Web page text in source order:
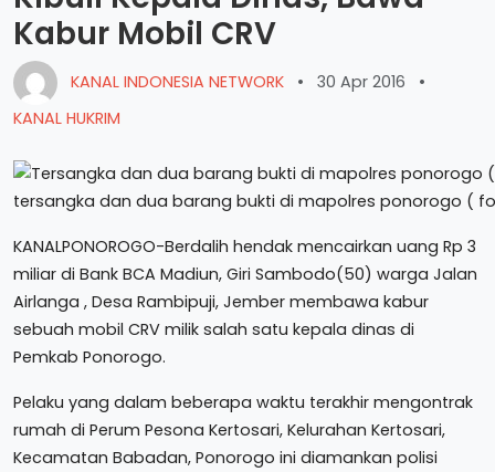
Kabur Mobil CRV
KANAL INDONESIA NETWORK • 30 Apr 2016
•
KANAL HUKRIM
tersangka dan dua barang bukti di mapolres ponorogo (
KANALPONOROGO-Berdalih hendak mencairkan uang Rp 3
miliar di Bank BCA Madiun, Giri Sambodo(50) warga Jalan
Airlanga , Desa Rambipuji, Jember membawa kabur
sebuah mobil CRV milik salah satu kepala dinas di
Pemkab Ponorogo.
Pelaku yang dalam beberapa waktu terakhir mengontrak
rumah di Perum Pesona Kertosari, Kelurahan Kertosari,
Kecamatan Babadan, Ponorogo ini diamankan polisi